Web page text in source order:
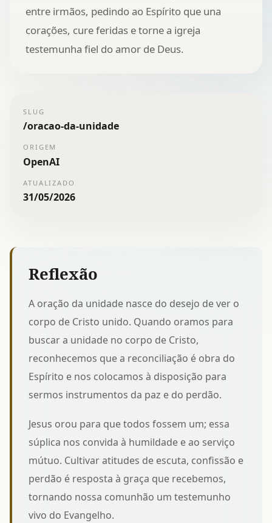
entre irmãos, pedindo ao Espírito que una
corações, cure feridas e torne a igreja
testemunha fiel do amor de Deus.
SLUG
/oracao-da-unidade
ORIGEM
OpenAI
ATUALIZADO
31/05/2026
Reflexão
A oração da unidade nasce do desejo de ver o
corpo de Cristo unido. Quando oramos para
buscar a unidade no corpo de Cristo,
reconhecemos que a reconciliação é obra do
Espírito e nos colocamos à disposição para
sermos instrumentos da paz e do perdão.
Jesus orou para que todos fossem um; essa
súplica nos convida à humildade e ao serviço
mútuo. Cultivar atitudes de escuta, confissão e
perdão é resposta à graça que recebemos,
tornando nossa comunhão um testemunho
vivo do Evangelho.